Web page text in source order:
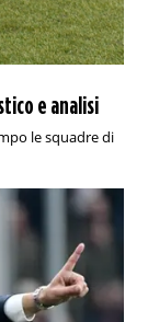
e analisi
le squadre di